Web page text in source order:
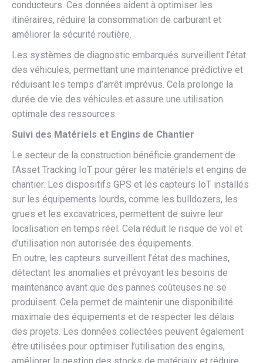
conducteurs. Ces données aident à optimiser les
itinéraires, réduire la consommation de carburant et
améliorer la sécurité routière.
Les systèmes de diagnostic embarqués surveillent l’état
des véhicules, permettant une maintenance prédictive et
réduisant les temps d’arrêt imprévus. Cela prolonge la
durée de vie des véhicules et assure une utilisation
optimale des ressources.
Suivi des Matériels et Engins de Chantier
Le secteur de la construction bénéficie grandement de
l’Asset Tracking IoT pour gérer les matériels et engins de
chantier. Les dispositifs GPS et les capteurs IoT installés
sur les équipements lourds, comme les bulldozers, les
grues et les excavatrices, permettent de suivre leur
localisation en temps réel. Cela réduit le risque de vol et
d’utilisation non autorisée des équipements.
En outre, les capteurs surveillent l’état des machines,
détectant les anomalies et prévoyant les besoins de
maintenance avant que des pannes coûteuses ne se
produisent. Cela permet de maintenir une disponibilité
maximale des équipements et de respecter les délais
des projets. Les données collectées peuvent également
être utilisées pour optimiser l’utilisation des engins,